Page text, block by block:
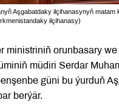
Aşgabatdaky ilçihanasynyň
ilçihanasy)
ministriniň orunbasary
müdiri Serdar
güni bu ýurduň
berýär.